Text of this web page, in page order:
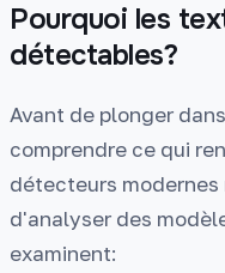
Pourquoi les
détectables?
Avant de plonger
comprendre ce qui
détecteurs
d'analyser des
examinent: